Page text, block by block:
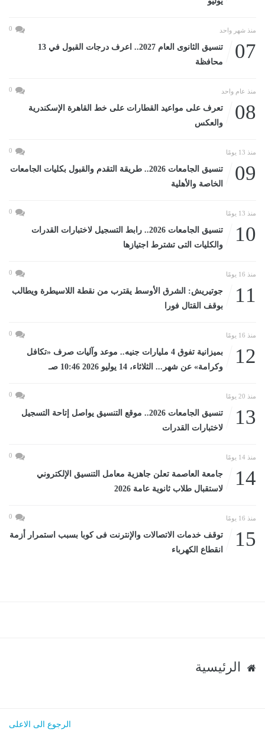
منذ شهر واحد 0
07
تنسيق الثانوى العام 2027.. اعرف درجات القبول في 13
محافظة
منذ عام واحد 0
08
تعرف على مواعيد القطارات على خط القاهرة الإسكندرية
والعكس
منذ 13 يومًا 0
09
تنسيق الجامعات 2026.. طريقة التقدم والقبول بكليات الجامعات
الخاصة والأهلية
منذ 13 يومًا 0
10
تنسيق الجامعات 2026.. رابط التسجيل لاختبارات القدرات
والكليات التى تشترط اجتيازها
منذ 16 يومًا 0
11
جوتيريش: الشرق الأوسط يقترب من نقطة اللاسيطرة ويطالب
بوقف القتال فورا
منذ 16 يومًا 0
12
بميزانية تفوق 4 مليارات جنيه.. موعد وآليات صرف «تكافل
وكرامة» عن شهر... الثلاثاء، 14 يوليو 2026 10:46 صـ
منذ 20 يومًا 0
13
تنسيق الجامعات 2026.. موقع التنسيق يواصل إتاحة التسجيل
لاختبارات القدرات
منذ 14 يومًا 0
14
جامعة العاصمة تعلن جاهزية معامل التنسيق الإلكتروني
لاستقبال طلاب ثانوية عامة 2026
منذ 16 يومًا 0
15
توقف خدمات الاتصالات والإنترنت فى كوبا بسبب استمرار أزمة
انقطاع الكهرباء
الرئيسية
الرجوع الى الاعلى